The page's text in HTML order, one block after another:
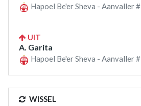
Hapoel Be'er Sheva - Aanvaller #
UIT
A. Garita
Hapoel Be'er Sheva - Aanvaller #
WISSEL